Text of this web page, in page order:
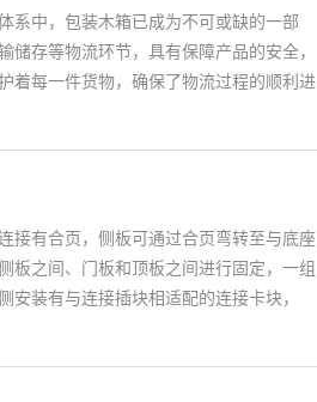
系中，包装木箱已成为不可或缺的一部
存等物流环节，具有保障产品的安全，
着每一件货物，确保了物流过程的顺利进
接有合页，侧板可通过合页弯转至与底座
板之间、门板和顶板之间进行固定，一组
装有与连接插块相适配的连接卡块，